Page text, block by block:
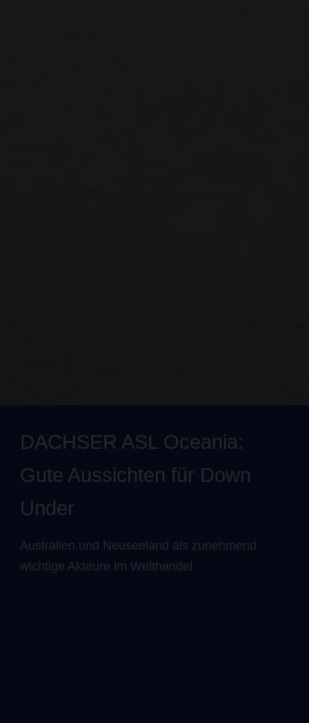
DACHSER ASL Oceania:
Gute Aussichten für Down
Under
Australien und Neuseeland als zunehmend
wichtige Akteure im Welthandel